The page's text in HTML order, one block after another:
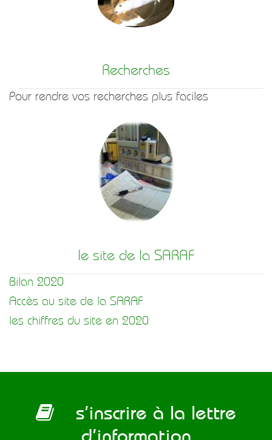
Recherches
Pour rendre vos recherches plus faciles
le site de la SARAF
Bilan 2020
Accès au site de la SARAF
les chiffres du site en 2020
s’inscrire à la lettre